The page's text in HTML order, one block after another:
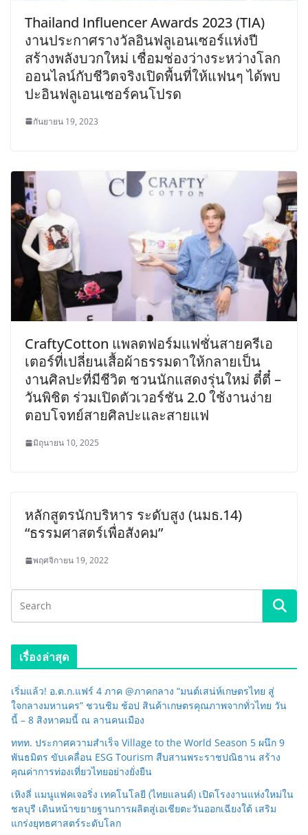
Thailand Influencer Awards 2023 (TIA)
งานประกาศรางวัลอินฟลูเอนเซอร์แห่งปี
สร้างพลังบวกใหม่ เชื่อมช่องว่างระหว่างโลก
ออนไลน์กับชีวิตจริงเปิดพื้นที่ให้แฟนๆ ได้พบ
ปะอินฟลูเอนเซอร์คนโปรด
กันยายน 19, 2023
CraftyCotton แพลตฟอร์มแฟชั่นสายครีเอ
เตอร์ที่เปลี่ยนเสื้อผ้าธรรมดาให้กลายเป็น
งานศิลปะที่มีชีวิต ชวนนักแสดงรุ่นใหม่ ตี๋ตี๋ –
วันพิชิต ร่วมเปิดตัวเวอร์ชัน 2.0 ใช้งานง่าย
ตอบโจทย์สายศิลปะและสายแฟ
มิถุนายน 10, 2025
หลักสูตรนักบริหาร ระดับสูง (นมธ.14)
“ธรรมศาสตร์เพื่อสังคม”
พฤศจิกายน 19, 2022
เรื่องล่าสุด
เริ่มแล้ว! อ.ต.ก.แฟร์ 4 ภาค @ภาคกลาง “มนต์เสน่ห์เกษตรไทย สู่
ใจกลางมหานคร” ชวนชิม ช้อป สินค้าเกษตรคุณภาพจากทั่วไทย วัน
นี้ – 8 สิงหาคมนี้ ณ ลานคนเมือง
ททท. ประกาศความสำเร็จ Village to the World Season 5 ผนึก 9
พันธมิตร ขับเคลื่อน ESG Tourism สืบสานพระราชปณิธาน สร้าง
คุณค่าการท่องเที่ยวไทยอย่างยั่งยืน
เหิงลี่ แมนูแฟคเจอริ่ง เทคโนโลยี (ไทยแลนด์) เปิดโรงงานแห่งใหม่ใน
ชลบุรี เดินหน้าขยายฐานการผลิตสู่เอเชียตะวันออกเฉียงใต้ เสริม
แกร่งยุทธศาสตร์ระดับโลก